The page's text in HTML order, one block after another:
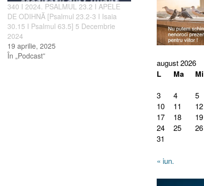
340 I 2024. PSALMUL 23.2 I APELE
DE ODIHNĂ [Psalmul 23.2-3 I Isaia
30.15 I Psalmul 63.5] 5 Decembrie
2024
19 aprilie, 2025
În „Podcast”
august 2026
L Ma Mi
3
4 5
10
11 12
17
18 19
24
25 26
31
« iun.